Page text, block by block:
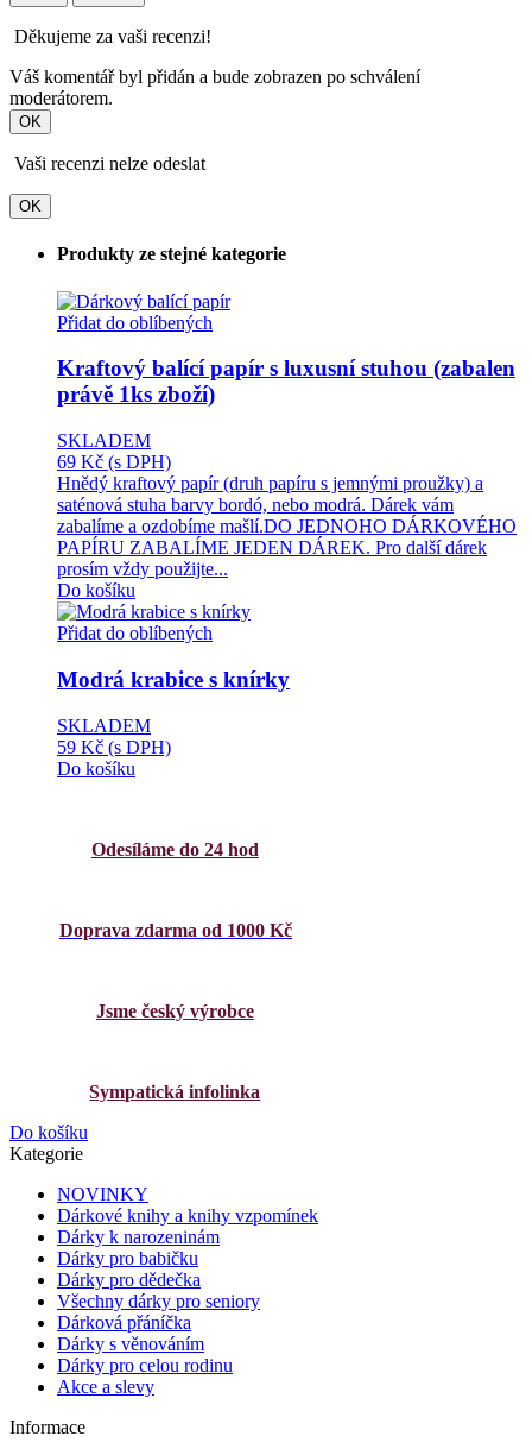
Děkujeme za vaši recenzi!
Váš komentář byl přidán a bude zobrazen po schválení
moderátorem.
OK
Vaši recenzi nelze odeslat
OK
Produkty ze stejné kategorie
Přidat do oblíbených
Kraftový balící papír s luxusní stuhou (zabalen
právě 1ks zboží)
SKLADEM
69 Kč (s DPH)
Hnědý kraftový papír (druh papíru s jemnými proužky) a
saténová stuha barvy bordó, nebo modrá. Dárek vám
zabalíme a ozdobíme mašlí.DO JEDNOHO DÁRKOVÉHO
PAPÍRU ZABALÍME JEDEN DÁREK. Pro další dárek
prosím vždy použijte...
Do košíku
Přidat do oblíbených
Modrá krabice s knírky
SKLADEM
59 Kč (s DPH)
Do košíku
Odesíláme do 24 hod
Doprava zdarma od 1000 Kč
Jsme český výrobce
Sympatická infolinka
Do košíku
Kategorie
NOVINKY
Dárkové knihy a knihy vzpomínek
Dárky k narozeninám
Dárky pro babičku
Dárky pro dědečka
Všechny dárky pro seniory
Dárková přáníčka
Dárky s věnováním
Dárky pro celou rodinu
Akce a slevy
Informace